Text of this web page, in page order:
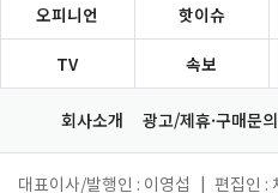
오피니언 핫이슈
TV 속보
회사소개 광고/제휴·구매문의
대표이사/발행인 : 이영섭 편집인 :